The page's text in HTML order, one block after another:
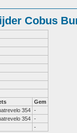
Cobus
Gem
354 -
354 -
-